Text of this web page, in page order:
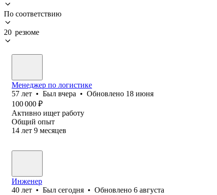
По соответствию
20 резюме
Менеджер по логистике
57 лет • Был вчера • Обновлено 18 июня
100 000 ₽
Активно ищет работу
Общий опыт
14 лет 9 месяцев
Инженер
40 лет • Был сегодня • Обновлено 6 августа